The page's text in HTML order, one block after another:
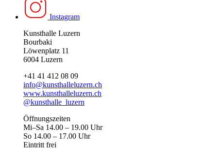
Instagram
Kunsthalle Luzern
Bourbaki
Löwenplatz 11
6004 Luzern
+41 41 412 08 09
info@kunsthalleluzern.ch
www.kunsthalleluzern.ch
@kunsthalle_luzern
Öffnungszeiten
Mi–Sa 14.00 – 19.00 Uhr
So 14.00 – 17.00 Uhr
Eintritt frei